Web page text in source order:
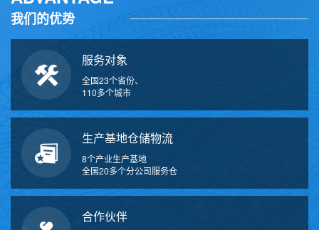
我们的优势
服务对象
全国23个省份、
110多个城市
生产基地仓储物流
8个产业生产基地
全国20多个分公司服务仓
合作伙伴